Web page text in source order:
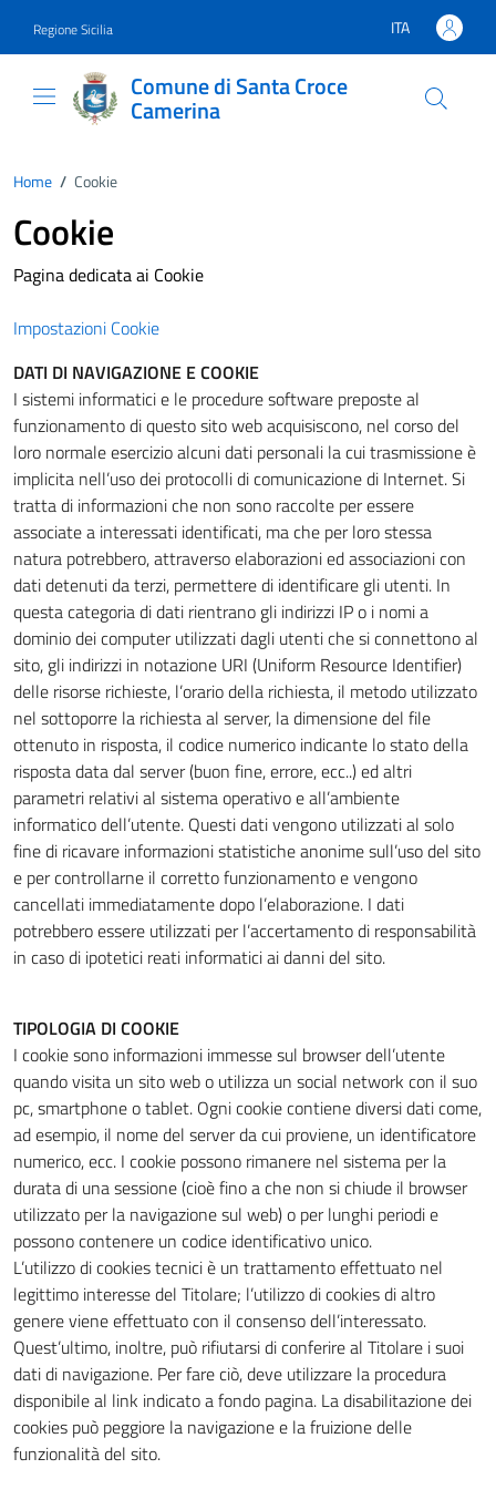
Regione Sicilia Lingua attiva:
ITA
Comune di Santa Croce
Camerina
Home / Cookie
Cookie
Pagina dedicata ai Cookie
Impostazioni Cookie
DATI DI NAVIGAZIONE E COOKIE
I sistemi informatici e le procedure software preposte al
funzionamento di questo sito web acquisiscono, nel corso del
loro normale esercizio alcuni dati personali la cui trasmissione è
implicita nell’uso dei protocolli di comunicazione di Internet. Si
tratta di informazioni che non sono raccolte per essere
associate a interessati identificati, ma che per loro stessa
natura potrebbero, attraverso elaborazioni ed associazioni con
dati detenuti da terzi, permettere di identificare gli utenti. In
questa categoria di dati rientrano gli indirizzi IP o i nomi a
dominio dei computer utilizzati dagli utenti che si connettono al
sito, gli indirizzi in notazione URI (Uniform Resource Identifier)
delle risorse richieste, l’orario della richiesta, il metodo utilizzato
nel sottoporre la richiesta al server, la dimensione del file
ottenuto in risposta, il codice numerico indicante lo stato della
risposta data dal server (buon fine, errore, ecc..) ed altri
parametri relativi al sistema operativo e all’ambiente
informatico dell’utente. Questi dati vengono utilizzati al solo
fine di ricavare informazioni statistiche anonime sull’uso del sito
e per controllarne il corretto funzionamento e vengono
cancellati immediatamente dopo l’elaborazione. I dati
potrebbero essere utilizzati per l’accertamento di responsabilità
in caso di ipotetici reati informatici ai danni del sito.
TIPOLOGIA DI COOKIE
I cookie sono informazioni immesse sul browser dell’utente
quando visita un sito web o utilizza un social network con il suo
pc, smartphone o tablet. Ogni cookie contiene diversi dati come,
ad esempio, il nome del server da cui proviene, un identificatore
numerico, ecc. I cookie possono rimanere nel sistema per la
durata di una sessione (cioè fino a che non si chiude il browser
utilizzato per la navigazione sul web) o per lunghi periodi e
possono contenere un codice identificativo unico.
L’utilizzo di cookies tecnici è un trattamento effettuato nel
legittimo interesse del Titolare; l’utilizzo di cookies di altro
genere viene effettuato con il consenso dell’interessato.
Quest’ultimo, inoltre, può rifiutarsi di conferire al Titolare i suoi
dati di navigazione. Per fare ciò, deve utilizzare la procedura
disponibile al link indicato a fondo pagina. La disabilitazione dei
cookies può peggiore la navigazione e la fruizione delle
funzionalità del sito.